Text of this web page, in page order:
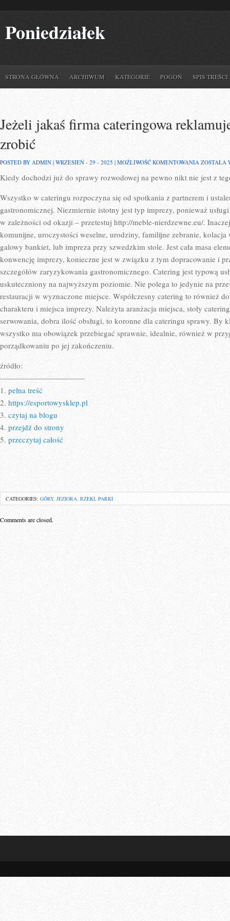
Poniedziałek
STRONA GŁÓWNA ARCHIWUM KATEGORIE POGOŃ SPIS TREŚCI
Jeżeli jakaś firma cateringowa
zrobić
POSTED BY ADMIN | WRZESIEŃ - 29 - 2025 | MOŻLIWOŚĆ KOMENTOWANIA JEŻELI
FIRMA
SIĘ,
ŻE
W
STANIE
ZROBIĆ
ZOSTAŁA
Kiedy dochodzi już do sprawy rozwodowej na pewno nikt nie jest z
Wszystko w cateringu rozpoczyna się od spotkania z partnerem i
gastronomicznej. Niezmiernie istotny jest typ imprezy, ponieważ
w zależności od okazji – przetestuj http://meble-nierdzewne.eu/.
komunijne, uroczystości weselne, urodziny, familijne zebranie,
galowy bankiet, lub impreza przy szwedzkim stole. Jest cała masa
konwencję imprezy, konieczne jest w związku z tym dopracowanie i
szczegółów zaryzykowania gastronomicznego. Catering jest typową
uskuteczniony na najwyższym poziomie. Nie polega to jedynie na
restauracji w wyznaczone miejsce. Współczesny catering to również
charakteru i miejsca imprezy. Należyta aranżacja miejsca, stoły
serwowania, dobra ilość obsługi, to koronne dla cateringu sprawy. By
wszystko ma obowiązek przebiegać sprawnie, idealnie, również w
porządkowaniu po jej zakończeniu.
źródło:
———————————
1. pełna treść
2. https://esportowysklep.pl
3. czytaj na blogu
4. przejdź do strony
5. przeczytaj całość
CATEGORIES: GÓRY, JEZIORA, RZEKI, PARKI
Comments are closed.